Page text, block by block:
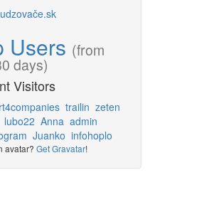
Users (from
days)
Visitors
trailin zeten
lubo22 Anna admin
Juanko infohoplo
avatar? Get Gravatar!